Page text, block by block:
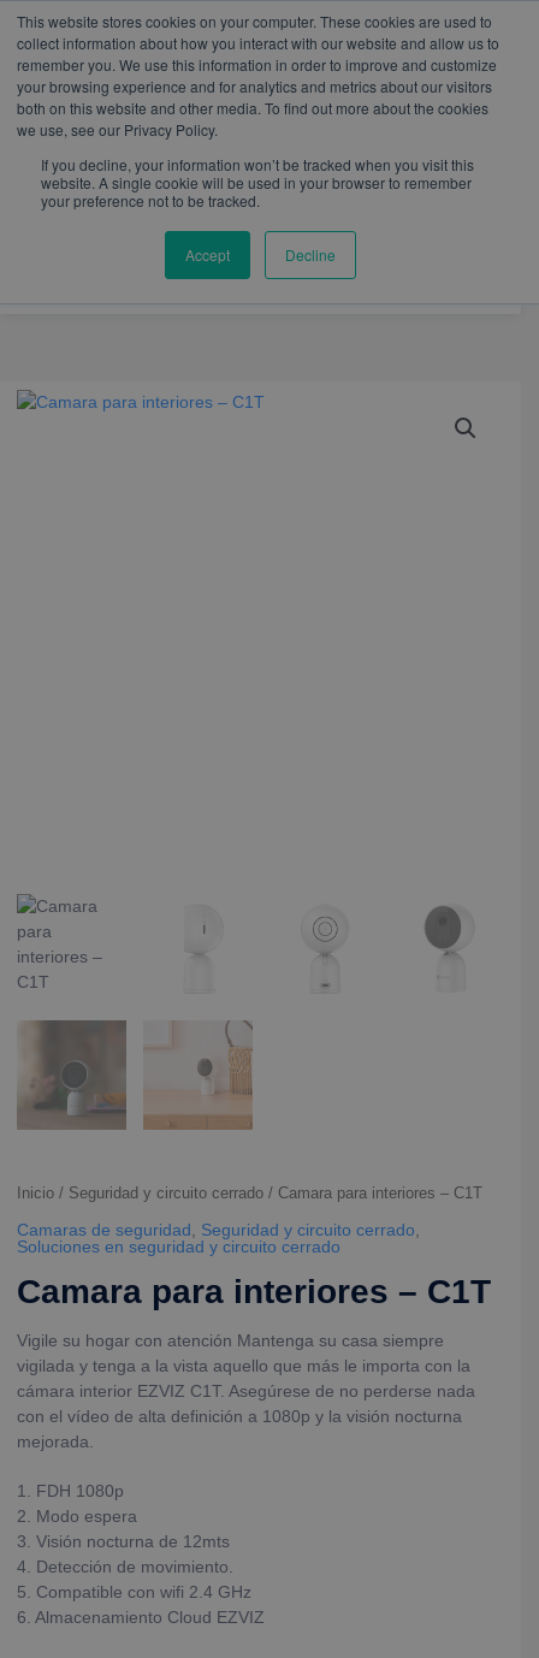
This website stores cookies on your computer. These cookies are used to
collect information about how you interact with our website and allow us to
remember you. We use this information in order to improve and customize
your browsing experience and for analytics and metrics about our visitors
both on this website and other media. To find out more about the cookies
we use, see our Privacy Policy.
If you decline, your information won’t be tracked when you visit this
website. A single cookie will be used in your browser to remember
your preference not to be tracked.
Accept Decline
h
a
t
s
a
p
a
c
e
b
o
o
k
o
u
t
u
b
e
n
s
t
a
g
r
a
m
i
n
k
e
d
i
n
mercadeo@eib.esinventor.comWhatsApp:+57
3103229640PBX: + 601 342 80 45
Inicio / Seguridad y circuito cerrado / Camara para interiores – C1T
Camaras de seguridad Seguridad y circuito cerrado
Soluciones en seguridad y circuito cerrado
Camara para interiores – C1T
Vigile su hogar con atención Mantenga su casa siempre
vigilada y tenga a la vista aquello que más le importa con la
cámara interior EZVIZ C1T. Asegúrese de no perderse nada
con el vídeo de alta definición a 1080p y la visión nocturna
mejorada.
1. FDH 1080p
2. Modo espera
3. Visión nocturna de 12mts
4. Detección de movimiento.
5. Compatible con wifi 2.4 GHz
6. Almacenamiento Cloud EZVIZ